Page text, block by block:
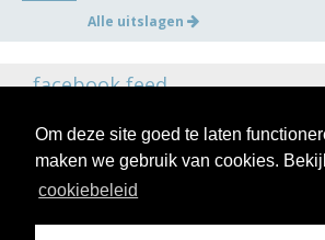
Om deze site goed te laten
maken we gebruik van cookies.
cookiebeleid
Alle uitslagen
facebook feed
volg ons op